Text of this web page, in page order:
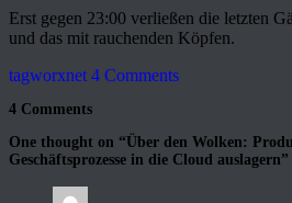
Erst gegen 23:00 verließen die letzten
und das mit rauchenden Köpfen.
tagworxnet 4 Comments
4 Comments
One thought on “Über den Wolken:
Geschäftsprozesse in die Cloud auslagern”